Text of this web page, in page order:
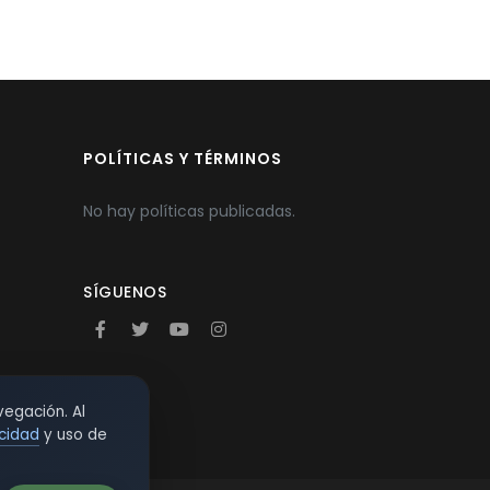
POLÍTICAS Y TÉRMINOS
No hay políticas publicadas.
SÍGUENOS
Al
y uso de